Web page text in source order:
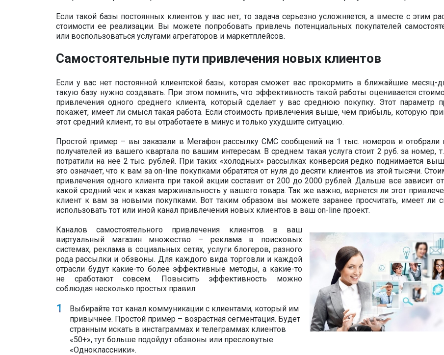
Если такой базы постоянных клиентов у вас нет, то задача серьезно усложняется, а вместе с этим
стоимости ее реализации. Вы можете попробовать привлечь потенциальных покупателей
или воспользоваться услугами агрегаторов и маркетплейсов.
Самостоятельные пути привлечения новых клиентов
Если у вас нет постоянной клиентской базы, которая сможет вас прокормить в ближайшие месяц-
такую базу нужно создавать. При этом помнить, что эффективность такой работы оценивается
привлечения одного среднего клиента, который сделает у вас среднюю покупку. Этот параметр
покажет, имеет ли смысл такая работа. Если стоимость привлечения выше, чем прибыль, которую
этот средний клиент, то вы отработаете в минус и только ухудшите ситуацию.
Простой пример – вы заказали в Мегафон рассылку СМС сообщений на 1 тыс. номеров и отобрали
получателей из вашего квартала по вашим интересам. В среднем такая услуга стоит 2 руб. за номер,
потратили на нее 2 тыс. рублей. При таких «холодных» рассылках конверсия редко поднимается
это означает, что к вам за on-line покупками обратятся от нуля до десяти клиентов из этой тысячи.
привлечения одного клиента при такой акции составит от 200 до 2000 рублей. Дальше все зависит от
какой средний чек и какая маржинальность у вашего товара. Так же важно, вернется ли этот
клиент к вам за новыми покупками. Вот таким образом вы можете заранее просчитать, имеет ли
использовать тот или иной канал привлечения новых клиентов в ваш on-line проект.
Каналов самостоятельного привлечения клиентов в ваш
виртуальный магазин множество – реклама в поисковых
системах, реклама в социальных сетях, услуги блогеров, разного
рода рассылки и обзвоны. Для каждого вида торговли и каждой
отрасли будут какие-то более эффективные методы, а какие-то
не сработают совсем. Повысить эффективность можно
соблюдая несколько простых правил:
Выбирайте тот канал коммуникации с клиентами, который им
привычнее. Простой пример – возрастная сегментация. Будет
странным искать в инстаграммах и телеграммах клиентов
«50+», тут больше подойдут обзвоны или пресловутые
«Одноклассники».